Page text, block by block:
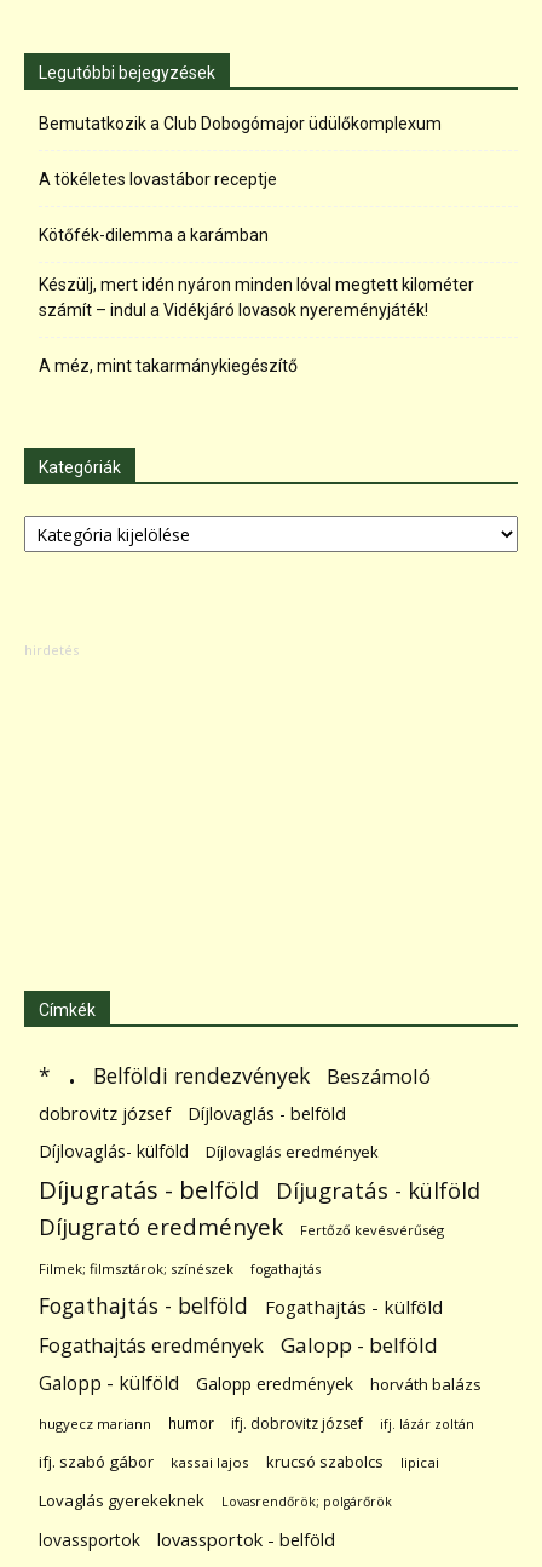
Legutóbbi bejegyzések
Bemutatkozik a Club Dobogómajor üdülőkomplexum
A tökéletes lovastábor receptje
Kötőfék-dilemma a karámban
Készülj, mert idén nyáron minden lóval megtett kilométer
számít – indul a Vidékjáró lovasok nyereményjáték!
A méz, mint takarmánykiegészítő
Kategóriák
Kategóriák
Címkék
* . Belföldi rendezvények Beszámoló
dobrovitz józsef
Díjlovaglás - belföld
Díjlovaglás- külföld
Díjlovaglás eredmények
Díjugratás - belföld Díjugratás - külföld
Díjugrató eredmények Fertőző kevésvérűség
Filmek; filmsztárok; színészek fogathajtás
Fogathajtás - belföld Fogathajtás - külföld
Fogathajtás eredmények Galopp - belföld
Galopp - külföld Galopp eredmények horváth balázs
hugyecz mariann humor ifj. dobrovitz józsef ifj. lázár zoltán
ifj. szabó gábor kassai lajos krucsó szabolcs lipicai
Lovaglás gyerekeknek Lovasrendőrök; polgárőrök
lovassportok lovassportok - belföld